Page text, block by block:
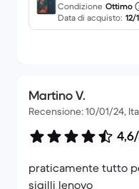
Condizione Ottimo
Data di acquisto: 12/
Martino V.
Recensione: 10/01/24,
praticamente tutto
sigilli lenovo